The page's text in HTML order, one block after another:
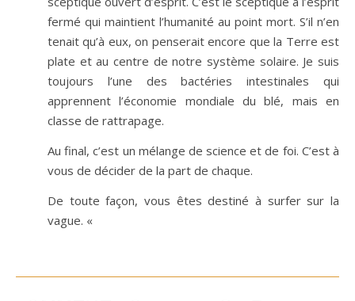
fermé qui maintient l’humanité au point mort. S’il n’en
tenait qu’à eux, on penserait encore que la Terre est
plate et au centre de notre système solaire. Je suis
toujours l’une des bactéries intestinales qui
apprennent l’économie mondiale du blé, mais en
classe de rattrapage.
Au final, c’est un mélange de science et de foi. C’est à
vous de décider de la part de chaque.
De toute façon, vous êtes destiné à surfer sur la
vague. «